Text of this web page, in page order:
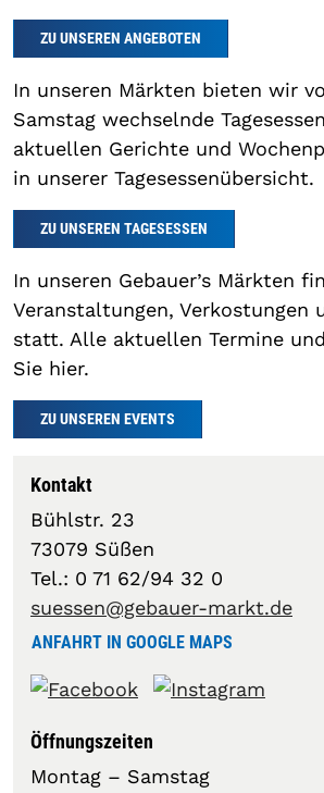
ZU UNSEREN ANGEBOTEN
In unseren Märkten bieten wir
Samstag wechselnde
aktuellen Gerichte und
in unserer Tagesessenübersicht.
ZU UNSEREN TAGESESSEN
In unseren Gebauer’s Märkten
Veranstaltungen, Verkostungen
statt. Alle aktuellen Termine
Sie hier.
ZU UNSEREN EVENTS
Kontakt
Bühlstr. 23
73079 Süßen
Tel.: 0 71 62/94 32 0
suessen@gebauer-markt.de
ANFAHRT IN GOOGLE MAPS
Öffnungszeiten
Montag – Samstag